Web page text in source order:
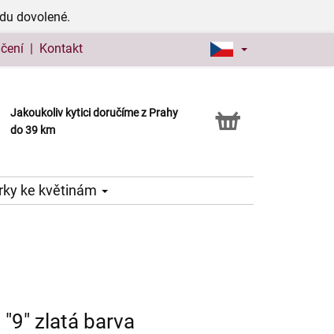
dovolené.
| Kontakt
Jakoukoliv kytici doručíme z Prahy
do 39 km
Možnost vyzvednout v naší květince
ke květinám
zlatá barva